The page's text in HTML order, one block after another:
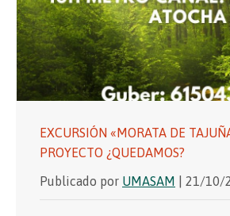
EXCURSIÓN «MORATA DE
PROYECTO ¿QUEDAMOS?
Publicado por UMASAM | 21/10/